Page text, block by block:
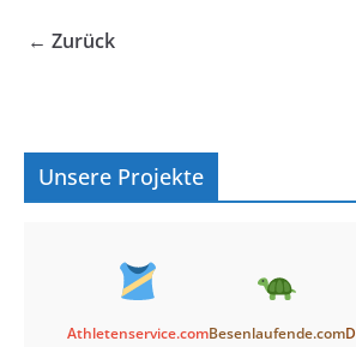
← Zurück
Unsere Projekte
Athletenservice.comBesenlaufende.com